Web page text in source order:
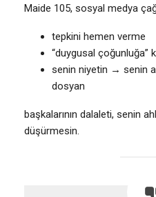
Maide 105, sosyal medya
tepkini hemen verme
“duygusal çoğunluğa”
senin niyetin → senin
dosyan
başkalarının dalaleti, senin
düşürmesin.